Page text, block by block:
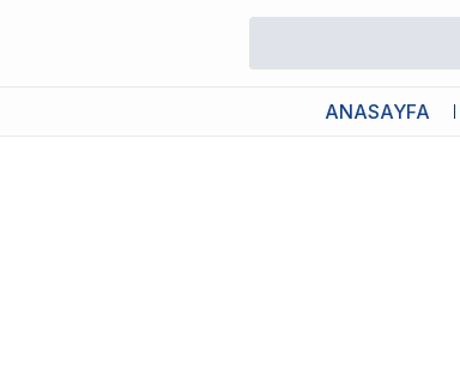
ANASAYFA